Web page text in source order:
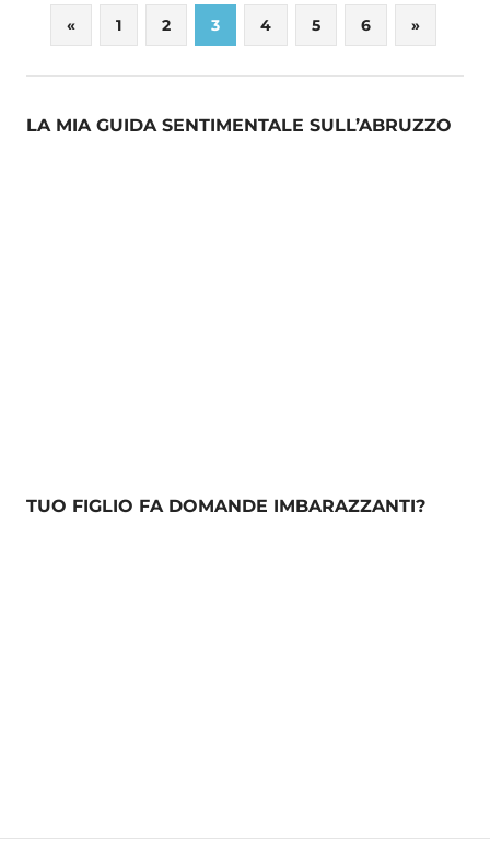
Paginazione
degli
articoli
«Previous
Posts
1 2 3 4 5 6
Next
Posts
»
LA MIA GUIDA SENTIMENTALE SULL’ABRUZZO
TUO FIGLIO FA DOMANDE IMBARAZZANTI?